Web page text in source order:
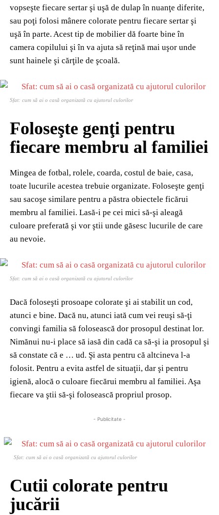
vopseşte fiecare sertar şi uşă de dulap în nuanţe diferite,
sau poţi folosi mânere colorate pentru fiecare sertar şi
uşă în parte. Acest tip de mobilier dă foarte bine în
camera copilului şi în va ajuta să reţină mai uşor unde
sunt hainele şi cărţile de şcoală.
Sfat: cum să ai o casă organizată cu ajutorul culorilor
Foloseşte genţi pentru
fiecare membru al familiei
Mingea de fotbal, rolele, coarda, costul de baie, casa,
toate lucurile acestea trebuie organizate. Foloseşte genţi
sau sacoşe similare pentru a păstra obiectele ficărui
membru al familiei. Lasă-i pe cei mici să-şi aleagă
culoare preferată şi vor ştii unde găsesc lucurile de care
au nevoie.
Sfat: cum să ai o casă organizată cu ajutorul culorilor
Dacă foloseşti prosoape colorate şi ai stabilit un cod,
atunci e bine. Dacă nu, atunci iată cum vei reuşi să-ţi
convingi familia să folosească dor prosopul destinat lor.
Nimănui nu-i place să iasă din cadă ca să-şi ia prosopul şi
să constate că e … ud. Şi asta pentru că altcineva l-a
folosit. Pentru a evita astfel de situaţii, dar şi pentru
igienă, alocă o culoare fiecărui membru al familiei. Aşa
fiecare va ştii să-şi folosească propriul prosop.
- Publicitate -
Sfat: cum să ai o casă organizată cu ajutorul culorilor
Cutii colorate pentru
jucării